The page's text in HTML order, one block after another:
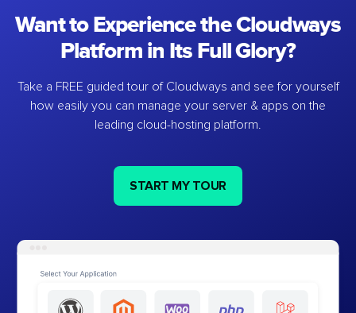
Want to Experience the Cloudways
Platform in Its Full Glory?
Take a FREE guided tour of Cloudways and see for yourself
how easily you can manage your server & apps on the
leading cloud-hosting platform.
START MY TOUR